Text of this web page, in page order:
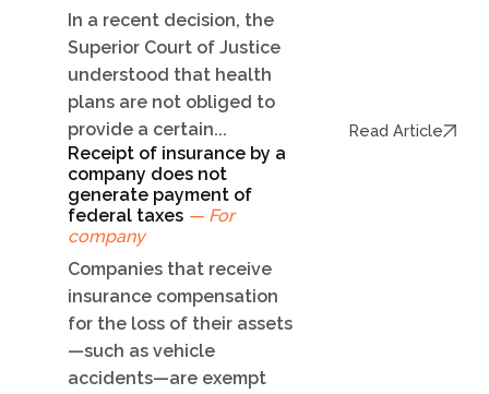
In a recent decision, the
Superior Court of Justice
understood that health
plans are not obliged to
provide a certain...
Read Article
Receipt of insurance by a
company does not
generate payment of
federal taxes — For
company
Companies that receive
insurance compensation
for the loss of their assets
—such as vehicle
accidents—are exempt